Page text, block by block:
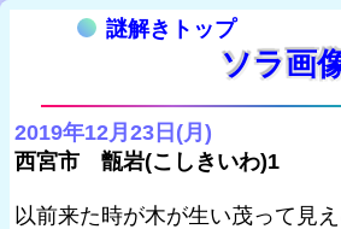
謎解きトップ
ソラ画
2019年12月23日(月)
西宮市 甑岩(こしきいわ)1
以前来た時が木が生い茂って見